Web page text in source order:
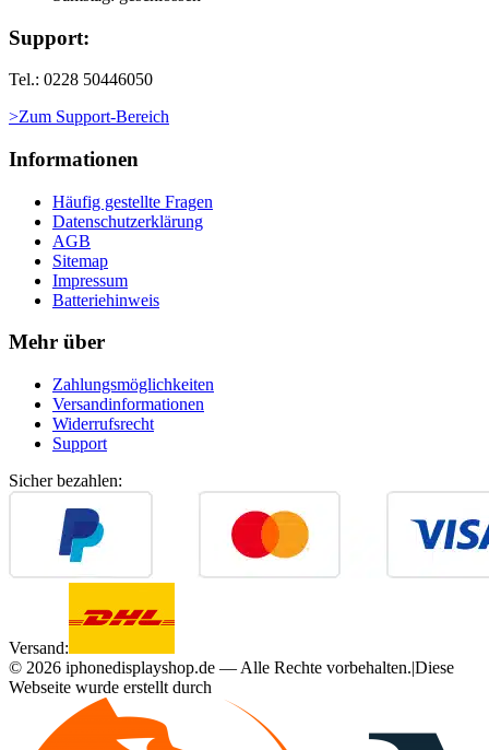
Support:
Tel.: 0228 50446050
>Zum Support-Bereich
Informationen
Häufig gestellte Fragen
Datenschutzerklärung
AGB
Sitemap
Impressum
Batteriehinweis
Mehr über
Zahlungsmöglichkeiten
Versandinformationen
Widerrufsrecht
Support
Sicher bezahlen:
Versand:
© 2026 iphonedisplayshop.de — Alle Rechte vorbehalten.|Diese
Webseite wurde erstellt durch